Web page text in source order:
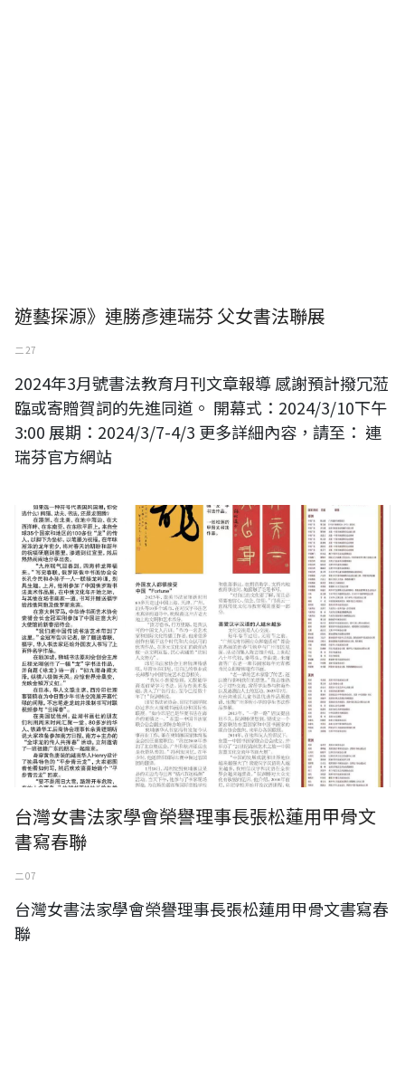
遊藝探源》連勝彥連瑞芬 父女書法聯展
二 27
2024年3月號書法教育月刊文章報導 感謝預計撥冗蒞
臨或寄贈賀詞的先進同道。 開幕式：2024/3/10下午
3:00 展期：2024/3/7-4/3 更多詳細內容，請至： 連
瑞芬官方網站
《加拿大商報》
台灣女書法家學會榮譽理事長張松蓮用甲骨文
書寫春聯
二 07
台灣女書法家學會榮譽理事長張松蓮用甲骨文書寫春
聯